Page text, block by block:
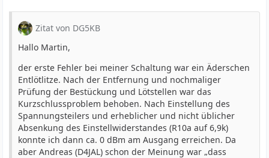
Zitat von DG5KB
Hallo Martin,
der erste Fehler bei meiner Schaltung war ein Äderschen
Entlötlitze. Nach der Entfernung und nochmaliger
Prüfung der Bestückung und Lötstellen war das
Kurzschlussproblem behoben. Nach Einstellung des
Spannungsteilers und erheblicher und nicht üblicher
Absenkung des Einstellwiderstandes (R10a auf 6,9k)
konnte ich dann ca. 0 dBm am Ausgang erreichen. Da
aber Andreas (D4JAL) schon der Meinung war „dass